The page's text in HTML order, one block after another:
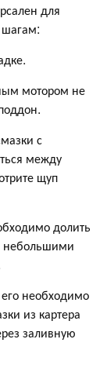
для
мотором не
с
между
щуп
долить
небольшими
необходимо
из картера
заливную